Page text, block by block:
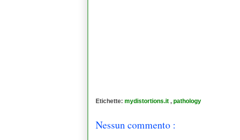
Etichette: mydistortions.it , pathology
Nessun commento :